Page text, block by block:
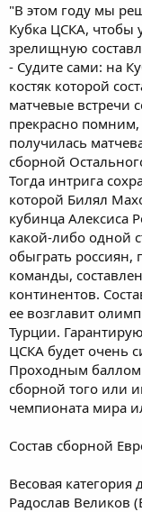
"В этом году мы
Кубка ЦСКА, чтобы
зрелищную
- Судите сами: на
костяк которой
матчевые встречи
прекрасно
получилась
сборной
Тогда интрига
которой Билял
кубинца Алексиса
какой-либо одной
обыграть россиян,
команды,
континентов.
ее возглавит
Турции.
ЦСКА будет очень
Проходным баллом
сборной того или
чемпионата мира
Состав сборной
Весовая
Радослав Великов